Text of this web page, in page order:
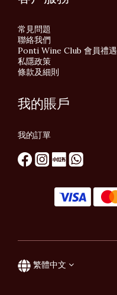
常見問題
聯絡我們
Ponti Wine Club 會員禮遇
私隱政策
條款及細則
我的賬戶
我的訂單
繁體中文